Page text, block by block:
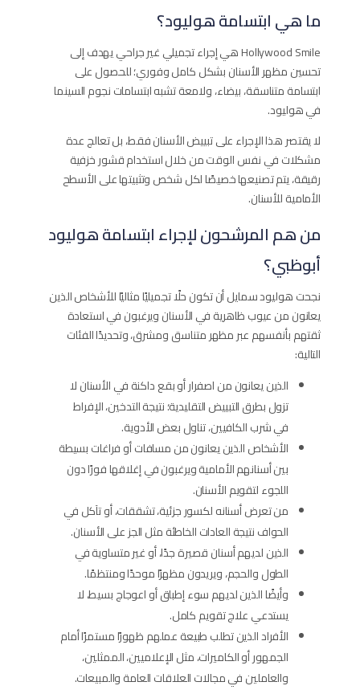
ما هي ابتسامة هوليود؟
Hollywood Smile هي إجراء تجميلي غير جراحي يهدف إلى
تحسين مظهر الأسنان بشكل كامل وفوري؛ للحصول على
ابتسامة متناسقة، بيضاء، ولامعة تشبه ابتسامات نجوم السينما
في هوليود.
لا يقتصر هذا الإجراء على تبييض الأسنان فقط، بل تعالج عدة
مشكلات في نفس الوقت من خلال استخدام قشور خزفية
رقيقة، يتم تصنيعها خصيصًا لكل شخص وتثبيتها على الأسطح
الأمامية للأسنان.
من هم المرشحون لإجراء ابتسامة هوليود
أبوظبي؟
نجحت هوليود سمايل أن تكون حلًا تجميليًا مثاليًا للأشخاص الذين
يعانون من عيوب ظاهرية في الأسنان ويرغبون في استعادة
ثقتهم بأنفسهم عبر مظهر متناسق ومشرق، وتحديدًا الفئات
التالية:
الذين يعانون من اصفرار أو بقع داكنة في الأسنان لا
تزول بطرق التبييض التقليدية؛ نتيجة التدخين، الإفراط
في شرب الكافيين، تناول بعض الأدوية.
الأشخاص الذين يعانون من مسافات أو فراغات بسيطة
بين أسنانهم الأمامية ويرغبون في إغلاقها فورًا دون
اللجوء لتقويم الأسنان.
من تعرض أسنانه لكسور جزئية، تشققات، أو تآكل في
الحواف نتيجة العادات الخاطئة مثل الجز على الأسنان.
الذين لديهم أسنان قصيرة جدًا، أو غير متساوية في
الطول والحجم، ويريدون مظهرًا موحدًا ومنتظمًا.
وأيضًا الذين لديهم سوء إطباق أو اعوجاج بسيط، لا
يستدعي علاج تقويم كامل.
الأفراد الذين تطلب طبيعة عملهم ظهورًا مستمرًا أمام
الجمهور أو الكاميرات، مثل الإعلاميين، الممثلين،
والعاملين في مجالات العلاقات العامة والمبيعات.